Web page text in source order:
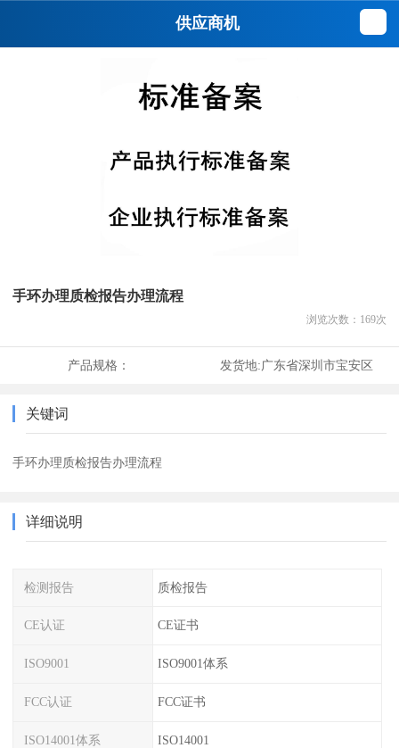
供应商机
手环办理质检报告办理流程
浏览次数： 169次
产品规格： 发货地:广东省深圳市宝安区
关键词
手环办理质检报告办理流程
详细说明
检测报告 质检报告
CE认证 CE证书
ISO9001 ISO9001体系
FCC认证 FCC证书
ISO14001体系 ISO14001